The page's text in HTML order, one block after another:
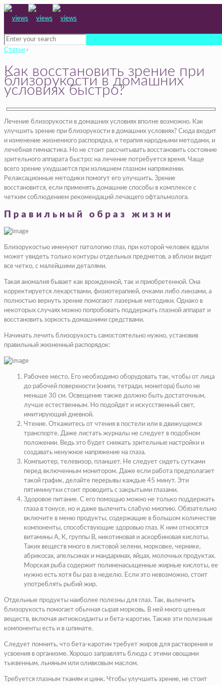
Статьи ›
Как восстановить зрение при
близорукости в домашних
условиях быстро?
Лечение близорукости в домашних условиях вполне возможно. Как
улучшить зрение при близорукости в домашних условиях? Сюда входит
и изменение жизненного распорядка, и терапия народными методами, и
лечебная гимнастика. Но не стоит рассчитывать восстановить состояние
зрительного аппарата быстро: на лечение потребуется время. Чаще
всего зрение ухудшается при излишнем глазном напряжении.
Релаксационные методики помогут его улучшить. Зрение
восстановится, если применять домашние способы в комплексе с
четким соблюдением рекомендаций лечащего офтальмолога.
Правильный образ жизни
Близорукостью именуют патологию глаз, при которой человек вдали
может увидеть только контуры отдельных предметов, а вблизи видит
все четко, с малейшими деталями.
Такая аномалия бывает как врожденной, так и приобретенной. Она
корректируется лекарствами, физиотерапией, очками либо линзами, а
полностью вернуть зрение помогают лазерные методики. Однако в
некоторых случаях можно попробовать поддержать глазной аппарат и
восстановить зоркость домашними средствами.
Начинать лечить близорукость самостоятельно нужно, установив
правильный жизненный распорядок:
Рабочее место. Его необходимо оборудовать так, чтобы от лица
до рабочей поверхности (книги, тетради, монитора) было не
меньше 30 см. Освещение также должно быть достаточным,
лучше естественным. Но подойдет и искусственный свет,
имитирующий дневной.
Чтение. Откажитесь от чтения в постели или в движущемся
транспорте. Даже листать журналы не следует в подобном
положении. Ведь это будет снижать зрительные настройки и
создавать ненужное напряжение на глаза.
Компьютер, телевизор, планшет. Не следует сидеть сутками
перед включенным монитором. Даже если работа предполагает
такой график, делайте перерывы каждые 45 минут. Эти
пятиминутки стоит проводить с закрытыми глазами.
Здоровое питание. С его помощью можно не только поддержать
глаза в тонусе, но и даже вылечить слабую миопию. Обязательно
включите в меню продукты, содержащие в большом количестве
компоненты, способствующие здоровью глаз. К ним относятся
витамины А, К, группы В, никотиновая и аскорбиновая кислоты.
Таких веществ много в листовой зелени, морковке, чернике,
абрикосах, апельсинах и мандаринах, яйцах, молочных продуктах.
Морская рыба содержит полиненасыщенные жирные кислоты, ее
нужно есть хотя бы раз в неделю. Если это невозможно, стоит
употреблять рыбий жир.
Отдельные продукты наиболее полезны для глаз. Так, вылечить
близорукость помогает обычная сырая морковь. В ней много ценных
веществ, включая антиоксиданты и бета-каротин. Также эти полезные
компоненты есть и в шпинате.
Следует помнить, что бета-каротин требует жиров для растворения и
усвоения в организме. Хорошо заправлять блюда с этими овощами
тыквенным, льняным или оливковым маслом.
Требуется глазным тканям и цинк. Чтобы улучшить зрение, не стоит